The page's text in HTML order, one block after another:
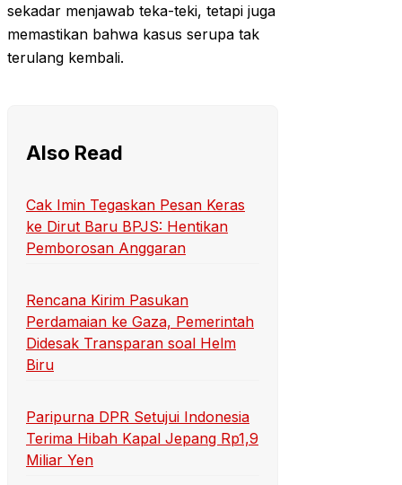
sekadar menjawab teka-teki, tetapi juga
memastikan bahwa kasus serupa tak
terulang kembali.
Also Read
Cak Imin Tegaskan Pesan Keras
ke Dirut Baru BPJS: Hentikan
Pemborosan Anggaran
Rencana Kirim Pasukan
Perdamaian ke Gaza, Pemerintah
Didesak Transparan soal Helm
Biru
Paripurna DPR Setujui Indonesia
Terima Hibah Kapal Jepang Rp1,9
Miliar Yen